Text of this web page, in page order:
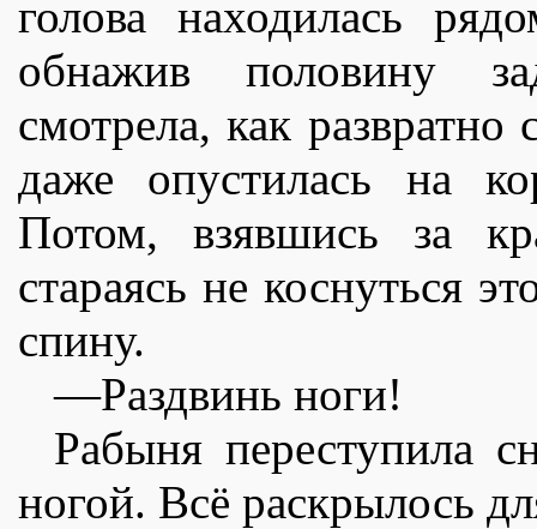
голова находилась
обнажив половину
смотрела, как
даже опустилась на
Потом, взявшись за
стараясь не коснуться
спину.
—Раздвинь ноги!
Рабыня переступила
ногой. Всë раскрылось